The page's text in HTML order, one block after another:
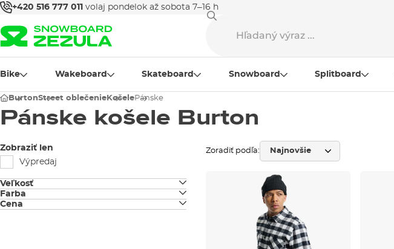
+420 516 777 011 volaj pondelok až sobota 7–16 h
Bike Wakeboard Skateboard Snowboard Splitboard
BurtonStreet oblečenie KošelePánske
Pánske košele Burton
Zobraziť len
Výpredaj
Veľkosť
M
Farba
Cena
Zoradiť podľa: